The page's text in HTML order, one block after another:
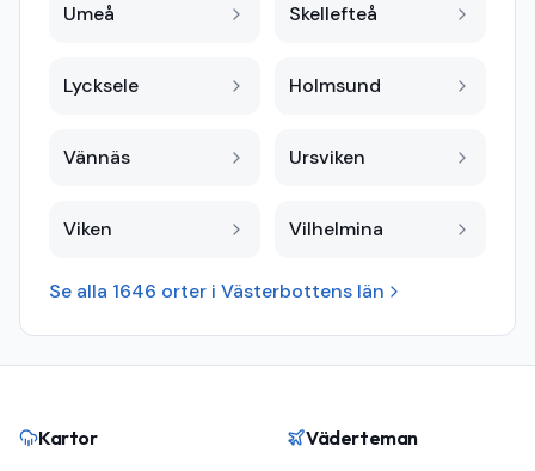
Umeå Skellefteå
Lycksele Holmsund
Vännäs Ursviken
Viken Vilhelmina
Se alla 1646 orter i Västerbottens län
Kartor Väderteman